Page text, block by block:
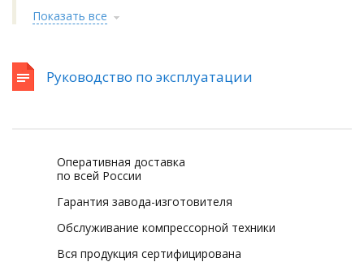
Показать все
Руководство по эксплуатации
Оперативная доставка
по всей России
Гарантия завода-изготовителя
Обслуживание компрессорной техники
Вся продукция сертифицирована